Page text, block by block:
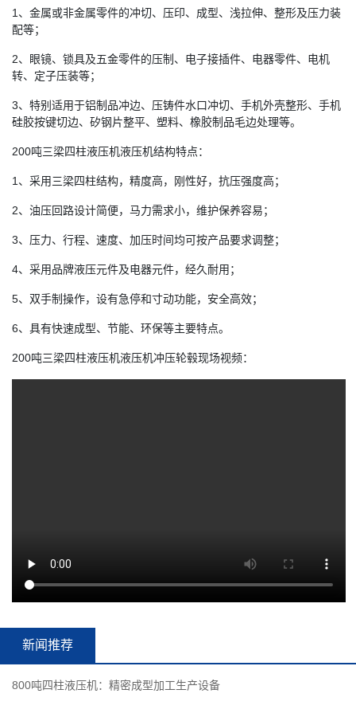
1、金属或非金属零件的冲切、压印、成型、浅拉伸、整形及压力装
配等；
2、眼镜、锁具及五金零件的压制、电子接插件、电器零件、电机
转、定子压装等；
3、特别适用于铝制品冲边、压铸件水口冲切、手机外壳整形、手机
硅胶按键切边、矽钢片整平、塑料、橡胶制品毛边处理等。
200吨三梁四柱液压机液压机结构特点：
1、采用三梁四柱结构，精度高，刚性好，抗压强度高；
2、油压回路设计简便，马力需求小，维护保养容易；
3、压力、行程、速度、加压时间均可按产品要求调整；
4、采用品牌液压元件及电器元件，经久耐用；
5、双手制操作，设有急停和寸动功能，安全高效；
6、具有快速成型、节能、环保等主要特点。
200吨三梁四柱液压机液压机冲压轮毂现场视频：
新闻推荐
800吨四柱液压机：精密成型加工生产设备